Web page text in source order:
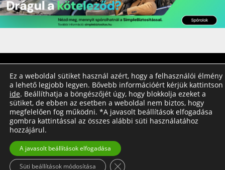
© Copyright 2020 - utazzegyszeruen.hu
Impresszum
Általános Felhasználási Feltételek
Adatkezelési tájékoztató
Nyereményjáték szabályzat
Ez a weboldal sütiket használ azért, hogy a felhasználói élmény
a lehető legjobb legyen. Bővebb információért kérjük kattintson
ide. Beállíthatja a böngészőjét úgy, hogy blokkolja ezeket a
sütiket, de ebben az esetben a weboldal nem biztos, hogy
megfelelően fog működni. *A javasolt beállítások elfogadása
gombra kattintással az összes alábbi süti használatához
hozzájárul.
A javasolt beállítások elfogadása
Süti beállítások módosítása Close GDPR Cookie Banner